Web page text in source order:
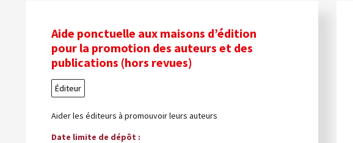
Aide ponctuelle aux maisons d’édition
pour la promotion des auteurs et des
publications (hors revues)
Éditeur
Aider les éditeurs à promouvoir leurs auteurs
Date limite de dépôt